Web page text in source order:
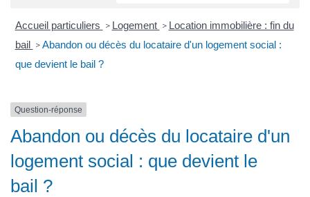
Accueil particuliers > Logement > Location immobilière : fin du
bail > Abandon ou décès du locataire d'un logement social :
que devient le bail ?
Question-réponse
Abandon ou décès du locataire d'un
logement social : que devient le
bail ?